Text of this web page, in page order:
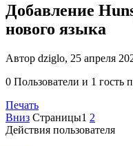
Добавление
нового языка
Автор dziglo, 25 апреля
0 Пользователи и 1 гость
Печать
Вниз Страницы1 2
Действия пользователя